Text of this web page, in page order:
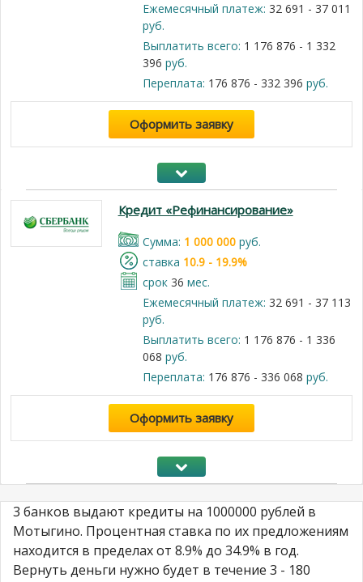
Ежемесячный платеж: 32 691 - 37 011
руб.
Выплатить всего: 1 176 876 - 1 332
396 руб.
Переплата: 176 876 - 332 396 руб.
Оформить заявку
Кредит «Рефинансирование»
Cумма: 1 000 000руб.
cтавка 10.9 - 19.9%
срок 36 мес.
Ежемесячный платеж: 32 691 - 37 113
руб.
Выплатить всего: 1 176 876 - 1 336
068 руб.
Переплата: 176 876 - 336 068 руб.
Оформить заявку
3 банков выдают кредиты на 1000000 рублей в
Мотыгино. Процентная ставка по их предложениям
находится в пределах от 8.9% до 34.9% в год.
Вернуть деньги нужно будет в течение 3 - 180